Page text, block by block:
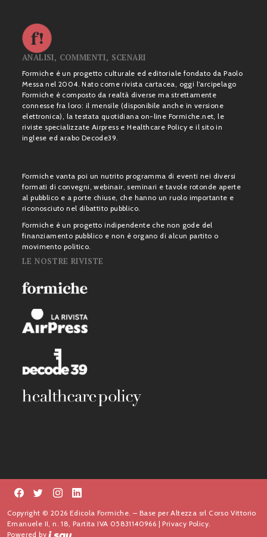
ANALISI, COMMENTI, SCENARI
Formiche è un progetto culturale ed editoriale fondato da Paolo
Messa nel 2004. Nato come rivista cartacea, oggi l’arcipelago
Formiche è composto da realtà diverse ma strettamente
connesse fra loro: il mensile (disponibile anche in versione
elettronica), la testata quotidiana on-line Formiche.net, le
riviste specializzate Airpress e Healthcare Policy e il sito in
inglese ed arabo Decode39.
Formiche vanta poi un nutrito programma di eventi nei diversi
formati di convegni, webinair, seminari e tavole rotonde aperte
al pubblico e a porte chiuse, che hanno un ruolo importante e
riconosciuto nel dibattito pubblico.
Formiche è un progetto indipendente che non gode del
finanziamento pubblico e non è organo di alcun partito o
movimento politico.
LE NOSTRE RIVISTE
Copyright © 2026 Edicola Formiche. – Base per Altezza srl Corso Vittorio
Emanuele II, n. 18, Partita IVA 05831140966 |Privacy Policy.
Powered by